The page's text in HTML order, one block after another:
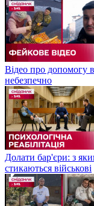
Відео про допомогу
небезпечно
Долати бар'єри: з
стикаються військові